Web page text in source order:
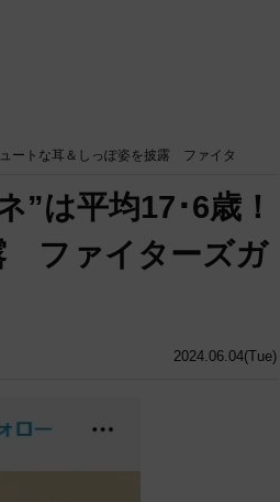
ートな耳＆しっぽ姿を披露 ファイタ
2024.06.04(Tue)
”は平均17･6歳！
ファイターズガ